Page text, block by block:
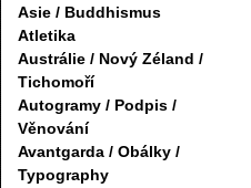
Asie / Buddhismus
Atletika
Austrálie / Nový Zéland /
Tichomoří
Autogramy / Podpis /
Věnování
Avantgarda / Obálky /
Typography